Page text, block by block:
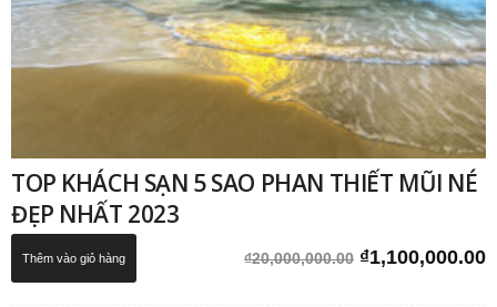
TOP KHÁCH SẠN 5 SAO PHAN THIẾT MŨI NÉ
ĐẸP NHẤT 2023
₫20,000,000.00 Giá
₫1,100,000.00
Thêm vào giỏ hàng